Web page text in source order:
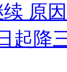
原
起降